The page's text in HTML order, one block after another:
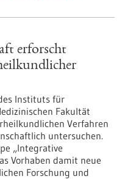
erforscht
Instituts für
Fakultät
Verfahren
untersuchen.
„Integrative
Vorhaben damit neue
Forschung und